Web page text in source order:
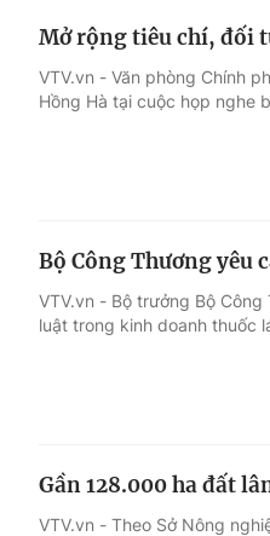
Mở rộng tiêu chí, đối
VTV.vn - Văn phòng Chính
Hồng Hà tại cuộc họp nghe
Bộ Công Thương yêu
VTV.vn - Bộ trưởng Bộ
luật trong kinh doanh thuốc
Gần 128.000 ha đất
VTV.vn - Theo Sở Nông